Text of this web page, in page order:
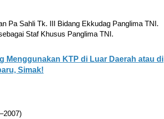
Pa Sahli Tk. III Bidang Ekkudag Panglima TNI.
Staf Khusus Panglima TNI.
Menggunakan KTP di Luar Daerah atau di
Simak!